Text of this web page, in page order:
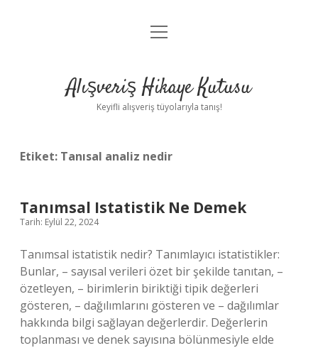
Anasayfa
Yasal Uyarı
menüyü
Alışveriş Hikaye Kutusu
Keyifli alışveriş tüyolarıyla tanış!
Etiket: Tanısal analiz nedir
Tanımsal Istatistik Ne Demek
Tarih: Eylül 22, 2024
Tanımsal istatistik nedir? Tanımlayıcı istatistikler:
Bunlar, – sayısal verileri özet bir şekilde tanıtan, –
özetleyen, – birimlerin biriktiği tipik değerleri
gösteren, – dağılımlarını gösteren ve – dağılımlar
hakkında bilgi sağlayan değerlerdir. Değerlerin
toplanması ve denek sayısına bölünmesiyle elde